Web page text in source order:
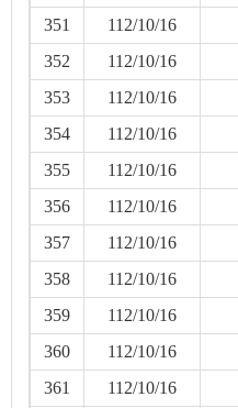
351
112/10/16
352
112/10/16
353
112/10/16
354
112/10/16
355
112/10/16
356
112/10/16
357
112/10/16
358
112/10/16
359
112/10/16
360
112/10/16
361
112/10/16